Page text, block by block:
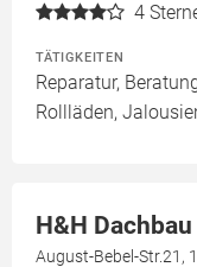
4
TÄTIGKEITEN
Reparatur,
Rollläden,
H&H
August-Bebel-Str.21,